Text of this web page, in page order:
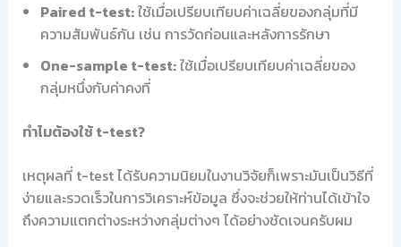
Paired t-test:ใช้เมื่อเปรียบเทียบค่าเฉลี่ยของกลุ่มที่มี
ความสัมพันธ์กัน เช่น การวัดก่อนและหลังการรักษา
One-sample t-test:ใช้เมื่อเปรียบเทียบค่าเฉลี่ยของ
กลุ่มหนึ่งกับค่าคงที่
ทำไมต้องใช้ t-test?
เหตุผลที่ t-test ได้รับความนิยมในงานวิจัยก็เพราะมันเป็นวิธีที่
ง่ายและรวดเร็วในการวิเคราะห์ข้อมูล ซึ่งจะช่วยให้ท่านได้เข้าใจ
ถึงความแตกต่างระหว่างกลุ่มต่างๆ ได้อย่างชัดเจนครับผม